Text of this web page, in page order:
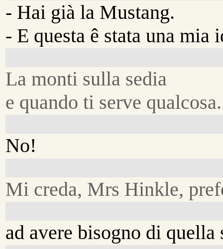
- Hai già la Mustang.
- E questa ê stata una mia
La monti sulla sedia
e quando ti serve
No!
Mi creda, Mrs Hinkle,
ad avere bisogno di quella